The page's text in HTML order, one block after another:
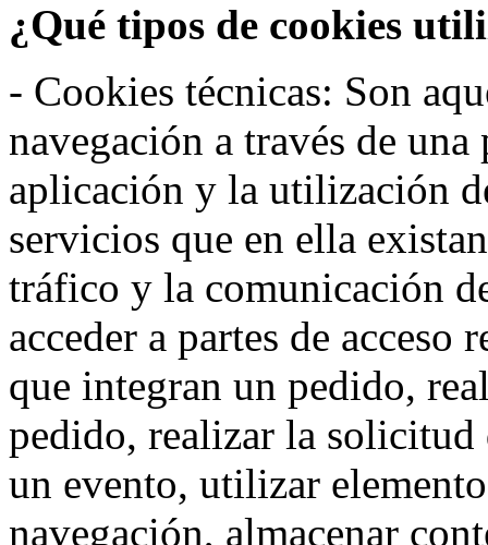
¿Qué tipos de cookies
- Cookies técnicas: Son
navegación a través de
aplicación y la utilización
servicios que en ella
tráfico y la comunicación
acceder a partes de
que integran un pedido,
pedido, realizar la
un evento, utilizar
navegación, almacenar